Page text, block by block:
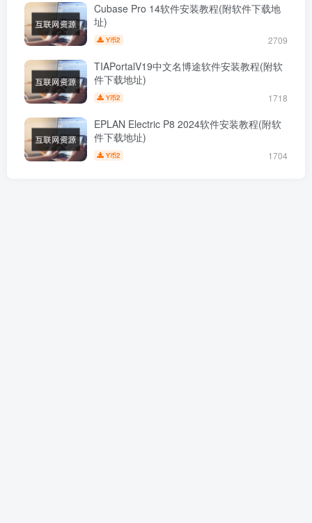
Cubase Pro 14软件安装教程(附软件下载地
址)
Y币2 2709
TIAPortalV19中文名博途软件安装教程(附软
件下载地址)
Y币2 1718
EPLAN Electric P8 2024软件安装教程(附软
件下载地址)
Y币2 1704